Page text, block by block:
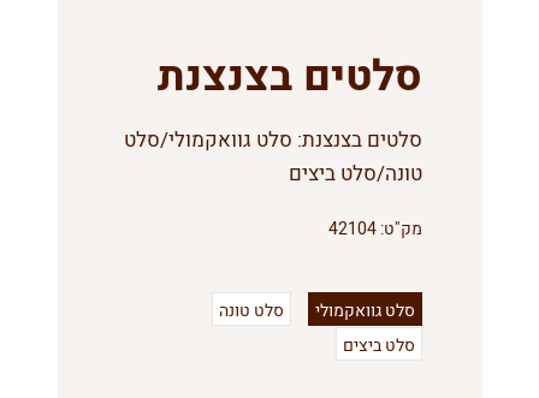
סלטים בצנצנת
סלטים בצנצנת: סלט גוואקמולי/סלט
טונה/סלט ביצים
מק"ט:42104
סלט גוואקמולי
סלט טונה
סלט ביצים